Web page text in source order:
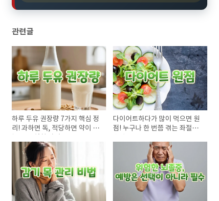
관련글
하루 두유 권장량 7가지 핵심 정
리! 과하면 독, 적당하면 약이 되
다이어트하다가 많이 먹으면 원
점! 누구나 한 번쯤 겪는 좌절의